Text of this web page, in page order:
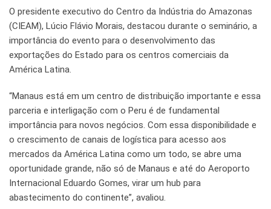
O presidente executivo do Centro da Indústria do Amazonas
(CIEAM), Lúcio Flávio Morais, destacou durante o seminário, a
importância do evento para o desenvolvimento das
exportações do Estado para os centros comerciais da
América Latina.
“Manaus está em um centro de distribuição importante e essa
parceria e interligação com o Peru é de fundamental
importância para novos negócios. Com essa disponibilidade e
o crescimento de canais de logística para acesso aos
mercados da América Latina como um todo, se abre uma
oportunidade grande, não só de Manaus e até do Aeroporto
Internacional Eduardo Gomes, virar um hub para
abastecimento do continente”, avaliou.